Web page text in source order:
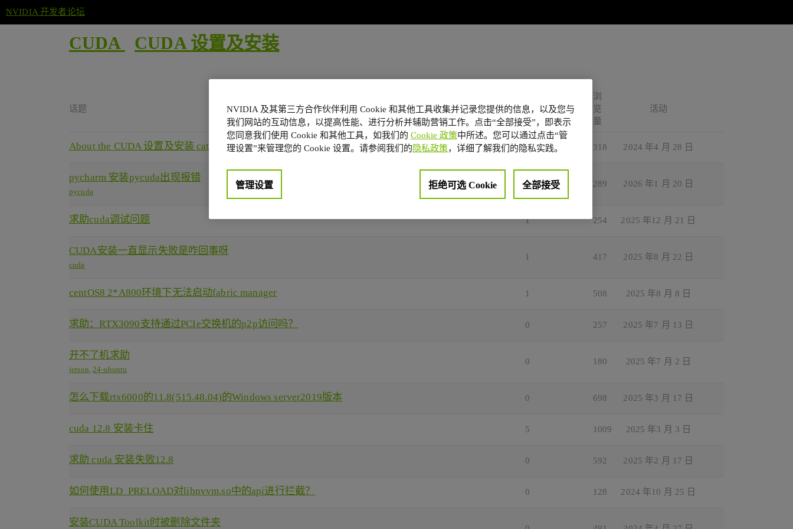
NVIDIA 开发者论坛
CUDA CUDA 设置及安装
话题 回复
浏
览
量
活动
About the CUDA 设置及安装 category 0 318 2024 年4 月 28 日
pycharm 安装pycuda出现报错
pycuda
0 289 2026 年1 月 20 日
求助cuda调试问题 1 254 2025 年12 月 21 日
CUDA安装一直显示失败是咋回事呀
cuda
1 417 2025 年8 月 22 日
centOS8 2*A800环境下无法启动fabric manager 1 508 2025 年8 月 8 日
求助：RTX3090支持通过PCIe交换机的p2p访问吗？ 0 257 2025 年7 月 13 日
开不了机求助
jetson,24-ubuntu
0 180 2025 年7 月 2 日
怎么下载rtx6000的11.8(515.48.04)的Windows server2019版本 0 698 2025 年3 月 17 日
cuda 12.8 安装卡住 5 1009 2025 年3 月 3 日
求助 cuda 安装失败12.8 0 592 2025 年2 月 17 日
如何使用LD_PRELOAD对libnvvm.so中的api进行拦截？ 0 128 2024 年10 月 25 日
安装CUDA Toolkit时被删除文件夹
NVIDIA 及其第三方合作伙伴利用 Cookie 和其他工具收集并记录您提供的信息，以及您与
我们网站的互动信息，以提高性能、进行分析并辅助营销工作。点击“全部接受”，即表示
您同意我们使用 Cookie 和其他工具，如我们的 Cookie 政策中所述。您可以通过点击“管
理设置”来管理您的 Cookie 设置。请参阅我们的隐私政策，详细了解我们的隐私实践。
管理设置 拒绝可选 Cookie 全部接受